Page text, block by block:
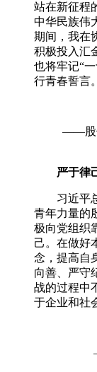
站在新征程
中华民族伟
期间，我在
积极投入汇
也将牢记“
行青春誓言。
——股
严于律
习近平
青年力量的
极向党组织
己。在做好
念，提高自
向善、严守
战的过程中
于企业和社